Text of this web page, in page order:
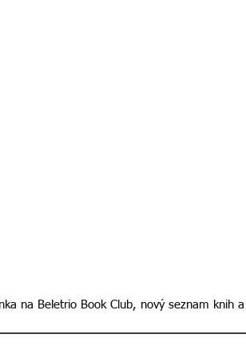
na Beletrio Book Club, nový seznam knih